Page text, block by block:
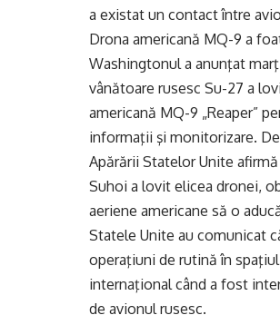
a existat un contact între
Drona americană MQ-9 a
Washingtonul a anunţat
vânătoare rusesc Su-27 a
americană MQ-9 „Reaper”
informaţii şi monitorizare.
Apărării Statelor Unite
Suhoi a lovit elicea dronei,
aeriene americane să o
Statele Unite au comunicat
operaţiuni de rutină în
internaţional când a fost
de avionul rusesc.